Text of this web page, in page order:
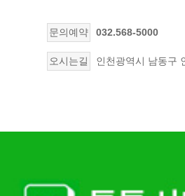
문의예약 032.568-5000
오시는길 인천광역시 남동구